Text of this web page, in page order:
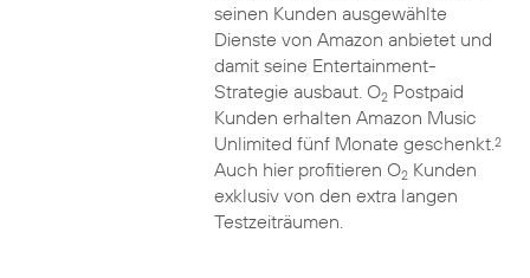
seinen Kunden ausgewählte
Dienste von Amazon anbietet und
damit seine Entertainment-
Strategie ausbaut. O2Postpaid
Kunden erhalten Amazon Music
Unlimited fünf Monate geschenkt.2
Auch hier profitieren O2Kunden
exklusiv von den extra langen
Testzeiträumen.